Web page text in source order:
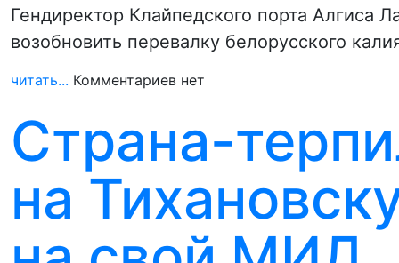
Гендиректор Клайпедского порта Алгиса
возобновить перевалку белорусского
читать... Комментариев нет
Страна-
на